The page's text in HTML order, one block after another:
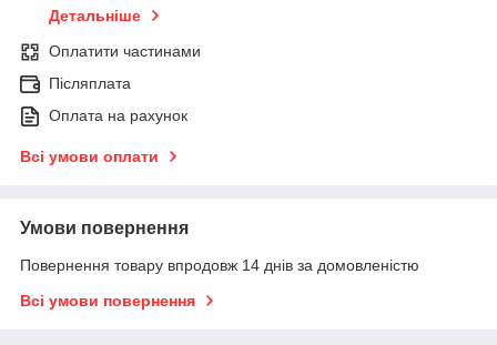
Детальніше
Оплатити частинами
Післяплата
Оплата на рахунок
Всі умови оплати
Умови повернення
Повернення товару впродовж 14 днів за домовленістю
Всі умови повернення